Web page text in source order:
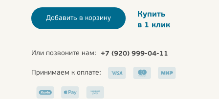
Добавить в корзину
Купить
в 1 клик
Или позвоните нам: +7 (920) 999-04-11
Принимаем к оплате: